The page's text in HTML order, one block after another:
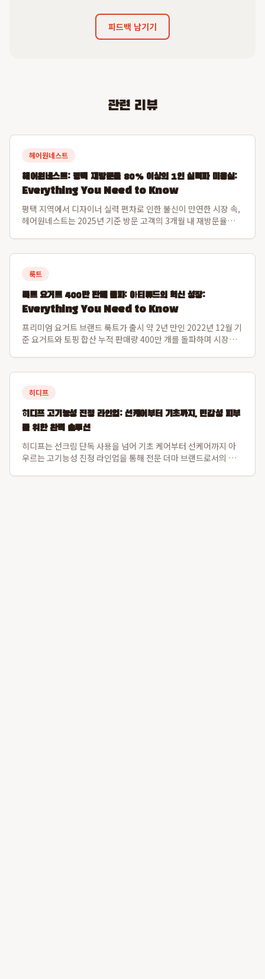
피드백 남기기
관련 리뷰
헤어원네스트
헤어원네스트: 평택 재방문율 80% 이상의 1인 실력파 미용실:
Everything You Need to Know
평택 지역에서 디자이너 실력 편차로 인한 불신이 만연한 시장 속,
헤어원네스트는 2025년 기준 방문 고객의 3개월 내 재방문율
제로 다시 찾는 고정 고...
룩트
룩트 요거트 400만 판매 돌파: 아티튜드의 혁신 성장:
Everything You Need to Know
프리미엄 요거트 브랜드 룩트가 출시 약 2년 만인 2022년 12월 기
준 요거트와 토핑 합산 누적 판매량 400만 개를 돌파하며 시장에
며, 이는 씨...
히디프
히디프 고기능성 진정 라인업: 선케어부터 기초까지, 민감성 피부
를 위한 완벽 솔루션
히디프는 선크림 단독 사용을 넘어 기초 케어부터 선케어까지 아
우르는 고기능성 진정 라인업을 통해 전문 더마 브랜드로서의 이